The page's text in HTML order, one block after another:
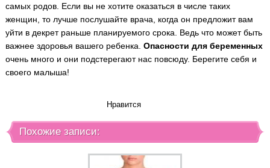
самых родов. Если вы не хотите оказаться в числе таких
женщин, то лучше послушайте врача, когда он предложит вам
уйти в декрет раньше планируемого срока. Ведь что может быть
важнее здоровья вашего ребенка. Опасности для беременных
очень много и они подстерегают нас повсюду. Берегите себя и
своего малыша!
Нравится
Похожие записи: